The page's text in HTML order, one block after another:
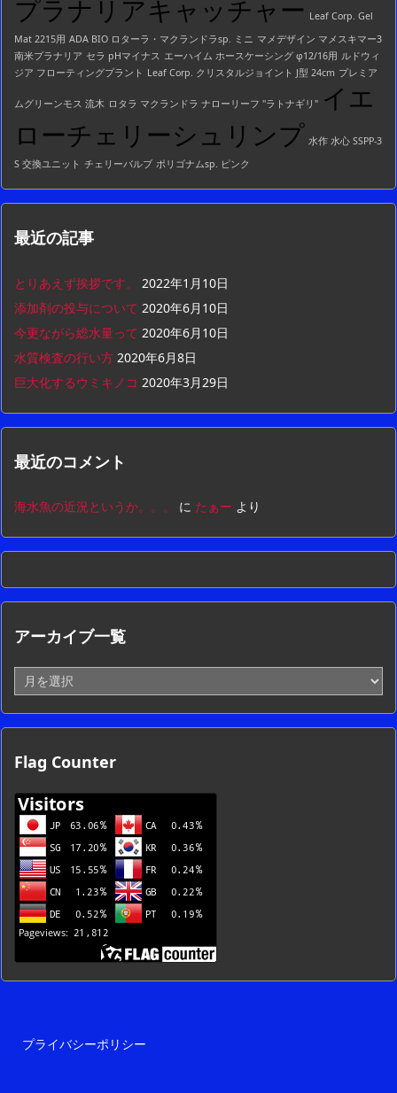
プラナリアキャッチャー Leaf Corp. Gel
Mat 2215用 ADA BIO ロターラ・マクランドラsp. ミニ マメデザイン マメスキマー3
南米プラナリア セラ pHマイナス エーハイム ホースケーシング φ12/16用 ルドウィ
ジア フローティングプラント Leaf Corp. クリスタルジョイント J型 24cm プレミア
ムグリーンモス 流木 ロタラ マクランドラ ナローリーフ "ラトナギリ" イエ
ローチェリーシュリンプ 水作 水心 SSPP-3
S 交換ユニット チェリーバルブ ポリゴナムsp. ピンク
最近の記事
とりあえず挨拶です。
2022年1月10日
添加剤の投与について 2020年6月10日
今更ながら総水量って 2020年6月10日
水質検査の行い方 2020年6月8日
巨大化するウミキノコ 2020年3月29日
最近のコメント
海水魚の近況というか。。。 に たぁー より
アーカイブ一覧
ー
カ
イ
一
Flag Counter
プライバシーポリシー